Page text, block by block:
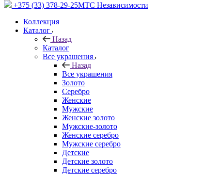
+375 (33) 378-29-25МТС Независимости
Коллекция
Каталог
Назад
Каталог
Все украшения
Назад
Все украшения
Золото
Серебро
Женские
Мужские
Женские золото
Мужские-золото
Женские серебро
Мужские серебро
Детские
Детские золото
Детские серебро